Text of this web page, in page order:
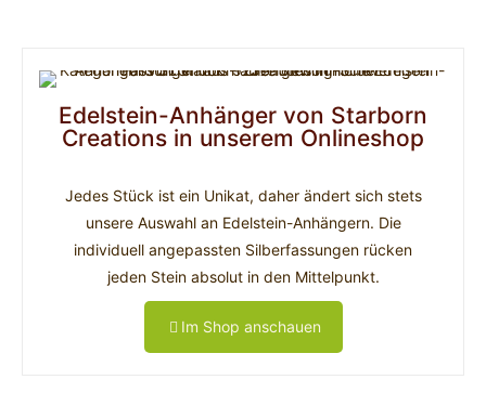
Edelstein-Anhänger von Starborn
Creations in unserem Onlineshop
Jedes Stück ist ein Unikat, daher ändert sich stets
unsere Auswahl an Edelstein-Anhängern. Die
individuell angepassten Silberfassungen rücken
jeden Stein absolut in den Mittelpunkt.
Im Shop anschauen